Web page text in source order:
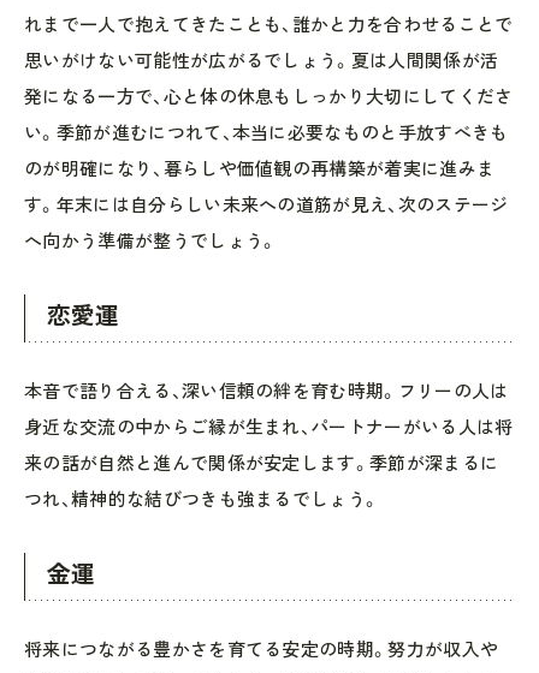
れまで一人で抱えてきたことも、誰かと力を合わせることで
思いがけない可能性が広がるでしょう。夏は人間関係が活
発になる一方で、心と体の休息もしっかり大切にしてくださ
い。季節が進むにつれて、本当に必要なものと手放すべきも
のが明確になり、暮らしや価値観の再構築が着実に進みま
す。年末には自分らしい未来への道筋が見え、次のステージ
へ向かう準備が整うでしょう。
恋愛運
本音で語り合える、深い信頼の絆を育む時期。フリーの人は
身近な交流の中からご縁が生まれ、パートナーがいる人は将
来の話が自然と進んで関係が安定します。季節が深まるに
つれ、精神的な結びつきも強まるでしょう。
金運
将来につながる豊かさを育てる安定の時期。努力が収入や